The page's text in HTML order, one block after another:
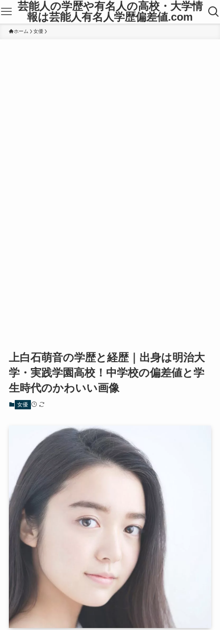
芸能人の学歴や有名人の高校・大学情
報は芸能人有名人学歴偏差値.com
ホーム 女優
上白石萌音の学歴と経歴｜出身は明治大
学・実践学園高校！中学校の偏差値と学
生時代のかわいい画像
女優